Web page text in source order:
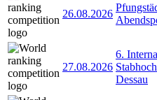
26.08.2026
27.08.2026
6.
Dessau